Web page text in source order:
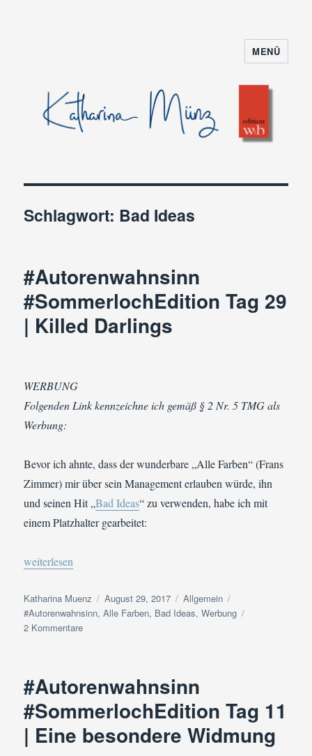
MENÜ
Schlagwort: Bad Ideas
#Autorenwahnsinn
#SommerlochEdition Tag 29
| Killed Darlings
WERBUNG
Folgenden Link kennzeichne ich gemäß § 2 Nr. 5 TMG als
Werbung:
Bevor ich ahnte, dass der wunderbare „Alle Farben“ (Frans
Zimmer) mir über sein Management erlauben würde, ihn
und seinen Hit „Bad Ideas“ zu verwenden, habe ich mit
einem Platzhalter gearbeitet:
„#Autorenwahnsinn #SommerlochEdition Tag 29 | Killed
weiterlesen
Autor
Katharina Muenz
Veröffentlicht
am
August 29, 2017 Kategorien
Allgemein
#Autorenwahnsinn,Alle Farben, Bad Ideas,Werbung
2 Kommentarezu
29
Killed
Darlings
#Autorenwahnsinn
#SommerlochEdition Tag 11
| Eine besondere Widmung